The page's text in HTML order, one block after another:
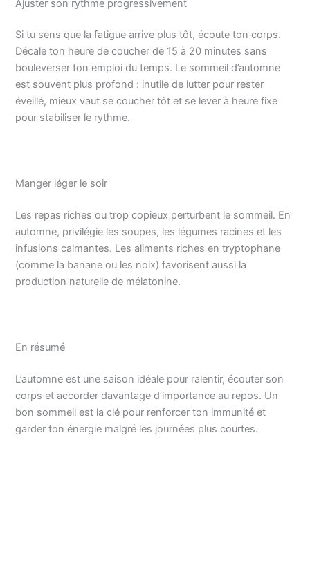
Ajuster son rythme progressivement
Si tu sens que la fatigue arrive plus tôt, écoute ton corps.
Décale ton heure de coucher de 15 à 20 minutes sans
bouleverser ton emploi du temps. Le sommeil d’automne
est souvent plus profond : inutile de lutter pour rester
éveillé, mieux vaut se coucher tôt et se lever à heure fixe
pour stabiliser le rythme.
Manger léger le soir
Les repas riches ou trop copieux perturbent le sommeil. En
automne, privilégie les soupes, les légumes racines et les
infusions calmantes. Les aliments riches en tryptophane
(comme la banane ou les noix) favorisent aussi la
production naturelle de mélatonine.
En résumé
L’automne est une saison idéale pour ralentir, écouter son
corps et accorder davantage d’importance au repos. Un
bon sommeil est la clé pour renforcer ton immunité et
garder ton énergie malgré les journées plus courtes.